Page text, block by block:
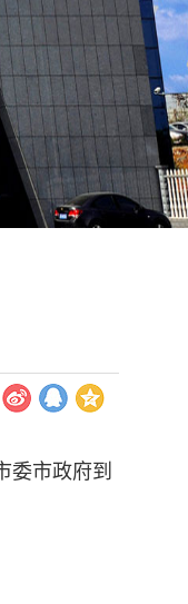
委市政府到